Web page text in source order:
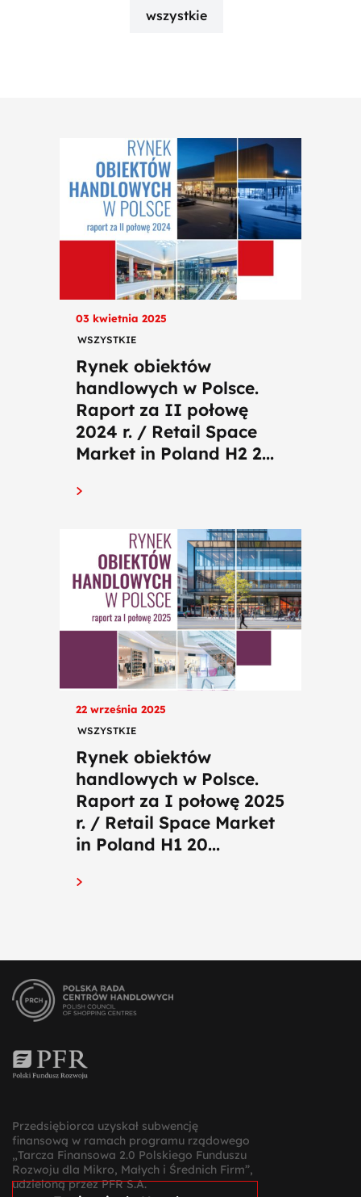
wszystkie
03 kwietnia 2025
WSZYSTKIE
Rynek obiektów
handlowych w Polsce.
Raport za II połowę
2024 r. / Retail Space
Market in Poland H2 2...
22 września 2025
WSZYSTKIE
Rynek obiektów
handlowych w Polsce.
Raport za I połowę 2025
r. / Retail Space Market
in Poland H1 20...
Przedsiębiorca uzyskał subwencję
finansową w ramach programu rządowego
„Tarcza Finansowa 2.0 Polskiego Funduszu
Rozwoju dla Mikro, Małych i Średnich Firm”,
udzieloną przez PFR S.A.